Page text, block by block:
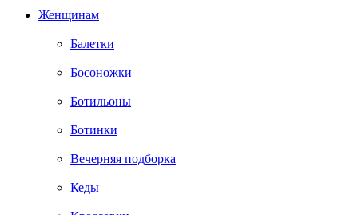
Женщинам
Балетки
Босоножки
Ботильоны
Ботинки
Вечерняя подборка
Кеды